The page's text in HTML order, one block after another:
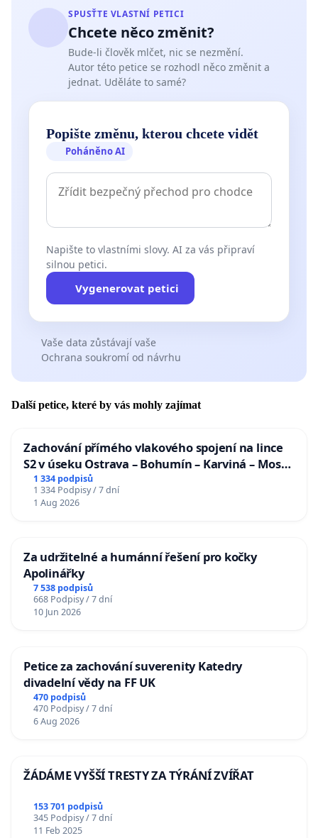
SPUSŤTE VLASTNÍ PETICI
Chcete něco změnit?
Bude-li člověk mlčet, nic se nezmění.
Autor této petice se rozhodl něco změnit a
jednat. Uděláte to samé?
Popište změnu, kterou chcete vidět
Poháněno AI
Napište to vlastními slovy. AI za vás připraví
silnou petici.
Vygenerovat petici
Vaše data zůstávají vaše
Ochrana soukromí od návrhu
Další petice, které by vás mohly zajímat
Zachování přímého vlakového spojení na lince
S2 v úseku Ostrava – Bohumín – Karviná – Mosty
u Jablunkova
1 334 podpisů
1 334 Podpisy / 7 dní
1 Aug 2026
Za udržitelné a humánní řešení pro kočky
Apolinářky
7 538 podpisů
668 Podpisy / 7 dní
10 Jun 2026
Petice za zachování suverenity Katedry
divadelní vědy na FF UK
470 podpisů
470 Podpisy / 7 dní
6 Aug 2026
ŽÁDÁME VYŠŠÍ TRESTY ZA TÝRÁNÍ ZVÍŘAT
153 701 podpisů
345 Podpisy / 7 dní
11 Feb 2025